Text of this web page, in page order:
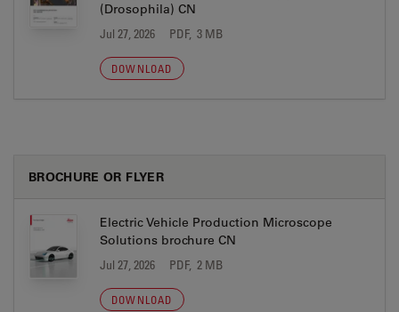
(Drosophila) CN
Jul 27, 2026 PDF, 3 MB
DOWNLOAD
BROCHURE OR FLYER
Electric Vehicle Production Microscope
Solutions brochure CN
Jul 27, 2026 PDF, 2 MB
DOWNLOAD